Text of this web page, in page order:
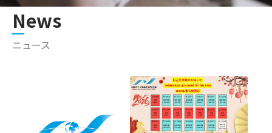
News
ニュース